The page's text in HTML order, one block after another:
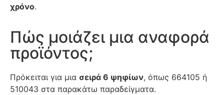
χρόνο.
Πώς μοιάζει μια αναφορά
προϊόντος;
Πρόκειται για μια σειρά 6 ψηφίων, όπως 664105 ή
510043 στα παρακάτω παραδείγματα.